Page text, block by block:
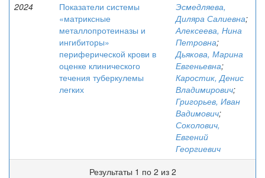
2024
Показатели системы
«матриксные
металлопротеиназы и
ингибиторы»
периферической крови в
оценке клинического
течения туберкулемы
легких
Эсмедляева,
Диляра Салиевна;
Алексеева, Нина
Петровна;
Дьякова, Марина
Евгеньевна;
Каростик, Денис
Владимирович;
Григорьев, Иван
Вадимович;
Соколович,
Евгений
Георгиевич
Результаты 1 по 2 из 2